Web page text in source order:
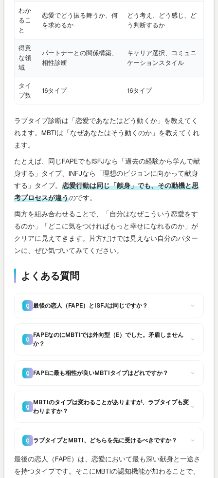
わか
るこ
と
恋愛でどう振る舞うか、何
を求めるか
どう考え、どう感じ、ど
う判断するか
得意
な領
域
パートナーとの関係構築、
相性診断
キャリア選択、コミュニ
ケーションスタイル
タイ
プ数
16タイプ 16タイプ
ラブタイプ診断は「恋愛であなたはどう動くか」を教えてく
れます。MBTIは「なぜあなたはそう動くのか」を教えてくれ
ます。
たとえば、同じFAPEでもISFJなら「過去の経験から学んで献
身する」タイプ、INFJなら「理想のビジョンに向かって献身
する」タイプ。 恋愛行動は同じ「献身」でも、その動機と思
考プロセスが違うのです。
両方を組み合わせることで、「自分はなぜこういう恋愛をす
るのか」「どこに気をつければもっと幸せになれるのか」が
クリアに見えてきます。片方だけでは見えない自分のパター
ンに、ぜひ気づいてみてください。
よくある質問
Q 最後の恋人（FAPE）とISFJは同じですか？
Q
FAPEなのにMBTIでは外向型（E）でした。矛盾しません
か？
Q FAPEに最も相性が良いMBTIタイプはどれですか？
Q
MBTIのタイプは変わることがありますが、ラブタイプも変
わりますか？
Q ラブタイプとMBTI、どちらを先に受けるべきですか？
最後の恋人（FAPE）は、恋愛において最も深い献身と一途さ
を持つタイプです。そこにMBTIの認知機能が加わることで、